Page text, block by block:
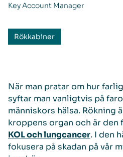
Key Account Manager
Rökkabiner
När man pratar om hur
syftar man vanligtvis på
människors hälsa. Rökning
kroppens organ och är den
KOL och lungcancer. I den
fokusera på skadan på vår